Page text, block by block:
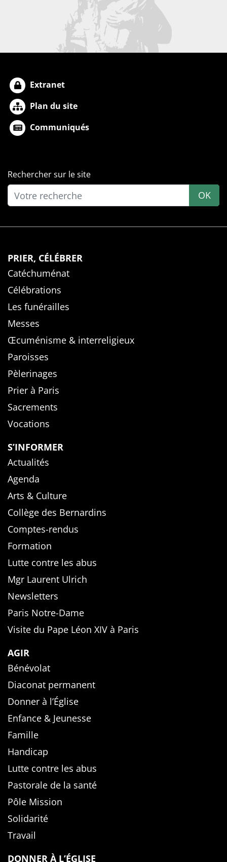
Extranet
Plan du site
Communiqués
Rechercher sur le site
OK
PRIER, CÉLÉBRER
Catéchuménat
Célébrations
Les funérailles
Messes
Œcuménisme & interreligieux
Paroisses
Pèlerinages
Prier à Paris
Sacrements
Vocations
S’INFORMER
Actualités
Agenda
Arts & Culture
Collège des Bernardins
Comptes-rendus
Formation
Lutte contre les abus
Mgr Laurent Ulrich
Newsletters
Paris Notre-Dame
Visite du Pape Léon XIV à Paris
AGIR
Bénévolat
Diaconat permanent
Donner à l’Église
Enfance & Jeunesse
Famille
Handicap
Lutte contre les abus
Pastorale de la santé
Pôle Mission
Solidarité
Travail
DONNER À L’ÉGLISE